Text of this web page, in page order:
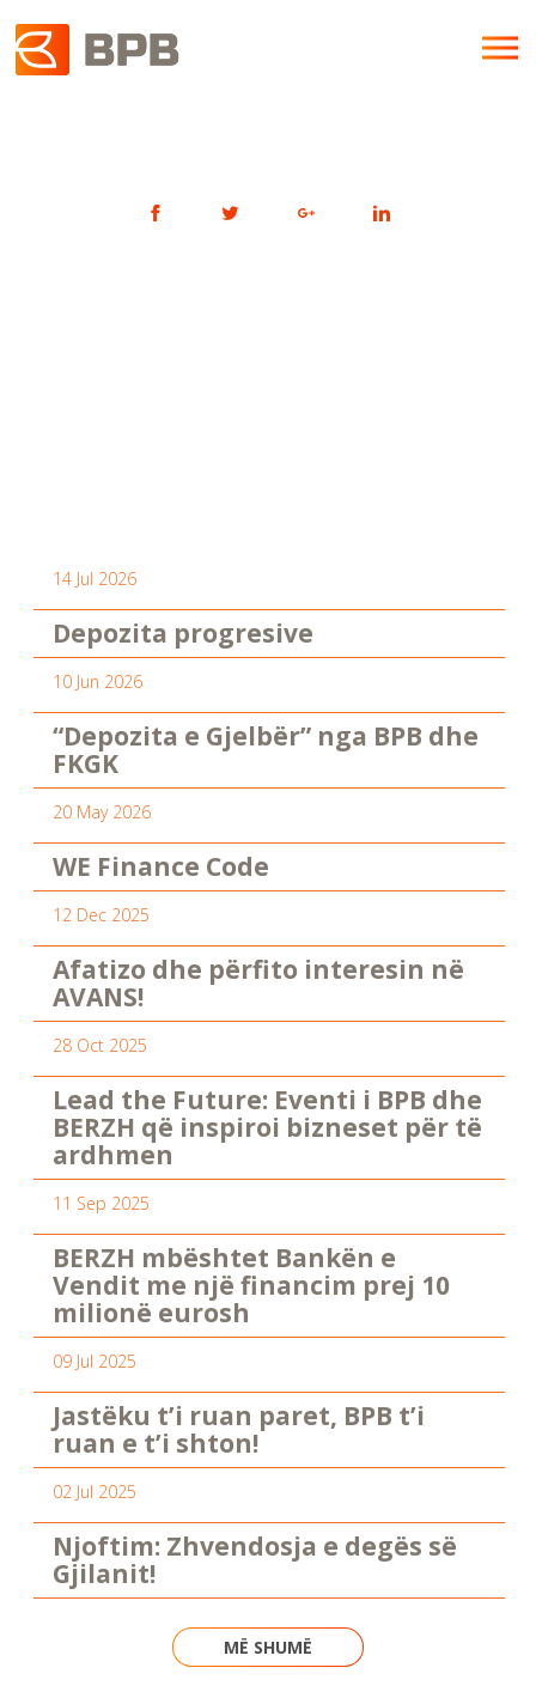
14 Jul 2026
Depozita progresive
10 Jun 2026
“Depozita e Gjelbër” nga BPB dhe
FKGK
20 May 2026
WE Finance Code
12 Dec 2025
Afatizo dhe përfito interesin në
AVANS!
28 Oct 2025
Lead the Future: Eventi i BPB dhe
BERZH që inspiroi bizneset për të
ardhmen
11 Sep 2025
BERZH mbështet Bankën e
Vendit me një financim prej 10
milionë eurosh
09 Jul 2025
Jastëku t’i ruan paret, BPB t’i
ruan e t’i shton!
02 Jul 2025
Njoftim: Zhvendosja e degës së
Gjilanit!
MË SHUMË